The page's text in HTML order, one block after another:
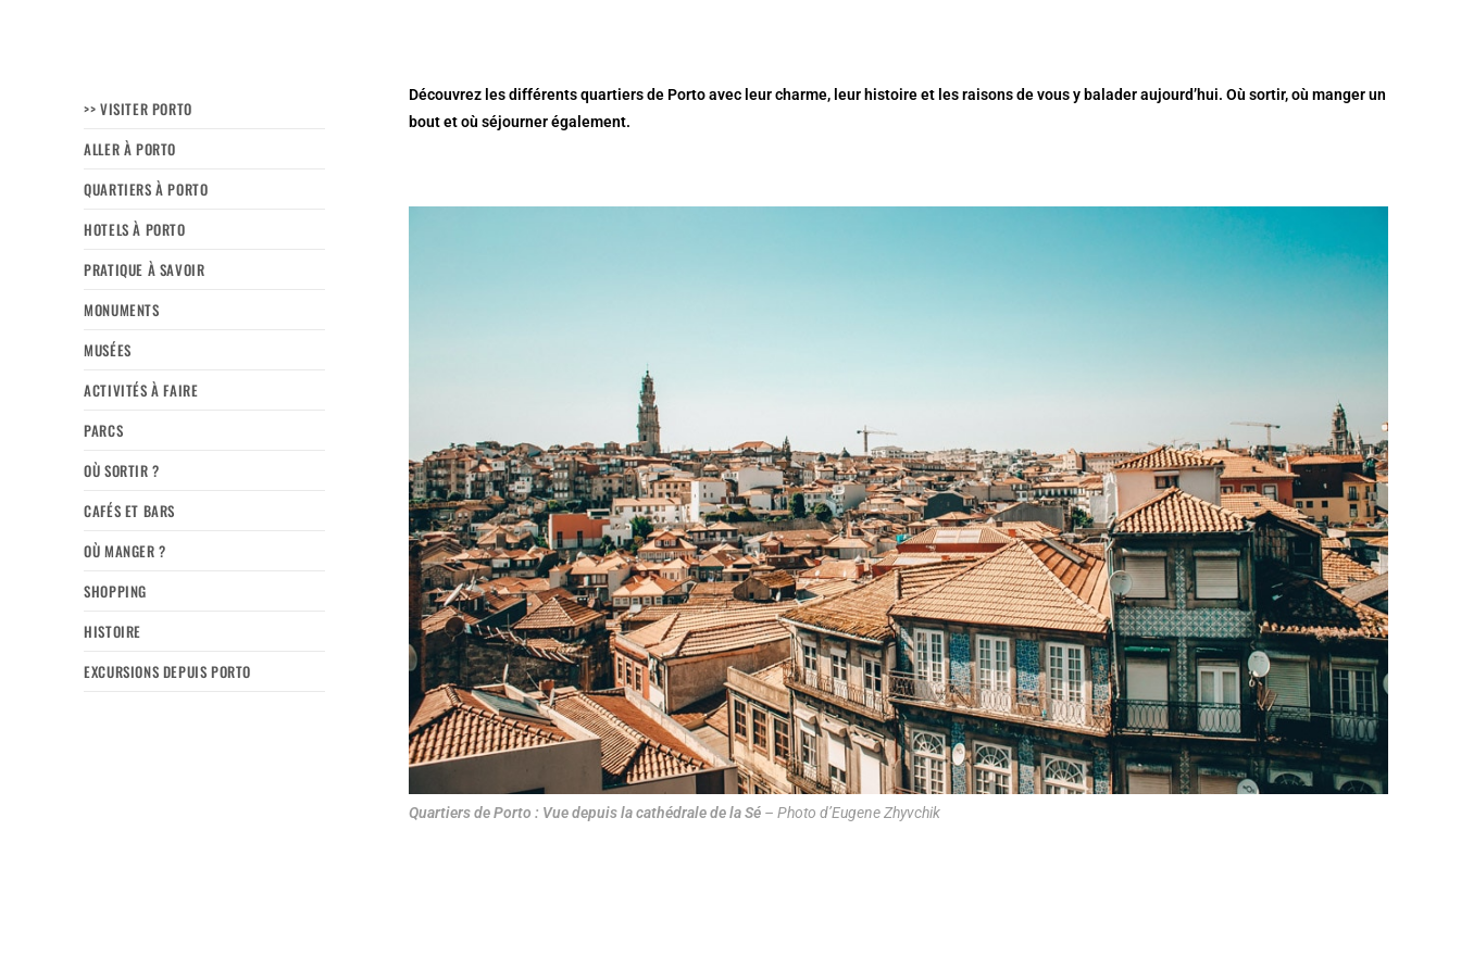
Découvrez les différents quartiers de Porto avec leur charme, leur histoire et les raisons de vous y balader aujourd’hui. Où sortir, où manger un
bout et où séjourner également.
Quartiers de Porto : Vue depuis la cathédrale de la Sé – Photo d’Eugene Zhyvchik
>> VISITER PORTO
ALLER À PORTO
QUARTIERS À PORTO
HOTELS À PORTO
PRATIQUE À SAVOIR
MONUMENTS
MUSÉES
ACTIVITÉS À FAIRE
PARCS
OÙ SORTIR ?
CAFÉS ET BARS
OÙ MANGER ?
SHOPPING
HISTOIRE
EXCURSIONS DEPUIS PORTO